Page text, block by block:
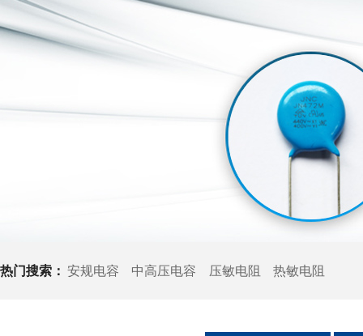
热门搜索： 安规电容 中高压电容 压敏电阻 热敏电阻